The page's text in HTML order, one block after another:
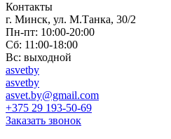
Контакты
г. Минск, ул. М.Танка, 30/2
Пн-пт: 10:00-20:00
Сб: 11:00-18:00
Вс: выходной
asvetby
asvetby
asvet.by@gmail.com
+375 29 193-50-69
Заказать звонок